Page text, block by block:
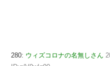
280: ウィズコロナの名無しさん